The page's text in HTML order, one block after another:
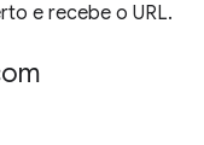
e recebe o URL.